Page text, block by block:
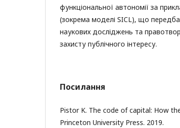
функціональної автономії за
(зокрема моделі SICL), що
наукових досліджень та
захисту публічного інтересу.
Посилання
Pistor K. The code of capital: How
Princeton University Press. 2019.